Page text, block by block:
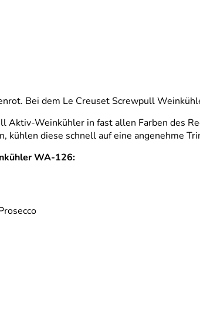
Bei dem Le Creuset Screwpull
Aktiv-Weinkühler in fast allen Farben des
kühlen diese schnell auf eine angenehme
WA-126: